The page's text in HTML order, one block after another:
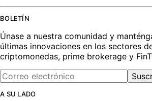
BOLETÍN
Únase a nuestra comunidad y
últimas innovaciones en los sectores
criptomonedas, prime brokerage y
A SU LADO